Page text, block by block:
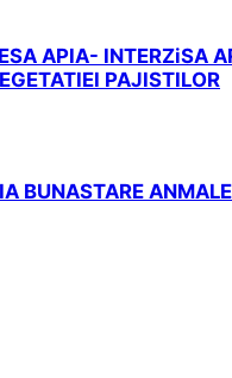
APIA- INTERZiSA
PAJISTILOR
BUNASTARE